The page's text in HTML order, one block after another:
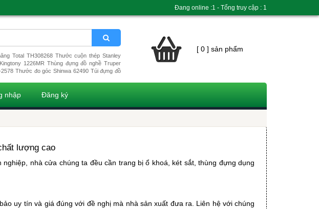
Total TH308268 Thước cuộn thép Stanley
1226MR Thùng đựng đồ nghề Truper
Thước đo góc Shinwa 62490 Túi đựng đồ
[ 0 ] sản phẩm
nhập Đăng ký
lượng cao
nhà cửa chúng ta đều cần trang bị ổ khoá, két sắt, thùng đựng dụng
uy tín và giá đúng với đề nghị mà nhà sản xuất đưa ra. Liên hệ với chúng
Đang online :1 - Tổng truy cập : 1